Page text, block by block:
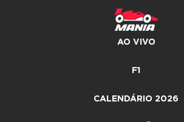
AO VIVO
F1
CALENDÁRIO 2026